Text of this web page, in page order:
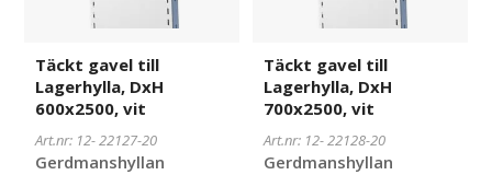
Täckt gavel till
Lagerhylla, DxH
600x2500, vit
Art.nr: 12-22127-20
Gerdmanshyllan
Täckt gavel till
Lagerhylla, DxH
700x2500, vit
Art.nr: 12-22128-20
Gerdmanshyllan